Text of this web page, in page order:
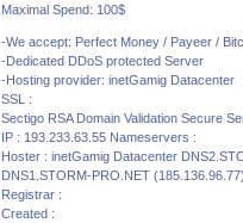
Maximal Spend: 100$
-We accept: Perfect Money / Payeer /
-Dedicated DDoS protected Server
-Hosting provider: inetGamig Datacenter
SSL :
Sectigo RSA Domain Validation Secure
IP : 193.233.63.55 Nameservers :
Hoster : inetGamig Datacenter
DNS1.STORM-PRO.NET
Registrar :
Created :